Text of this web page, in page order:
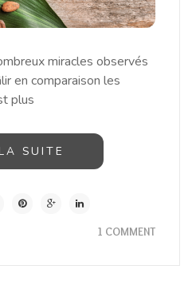
miracles observés
en comparaison les
plus
SUITE
1 COMMENT